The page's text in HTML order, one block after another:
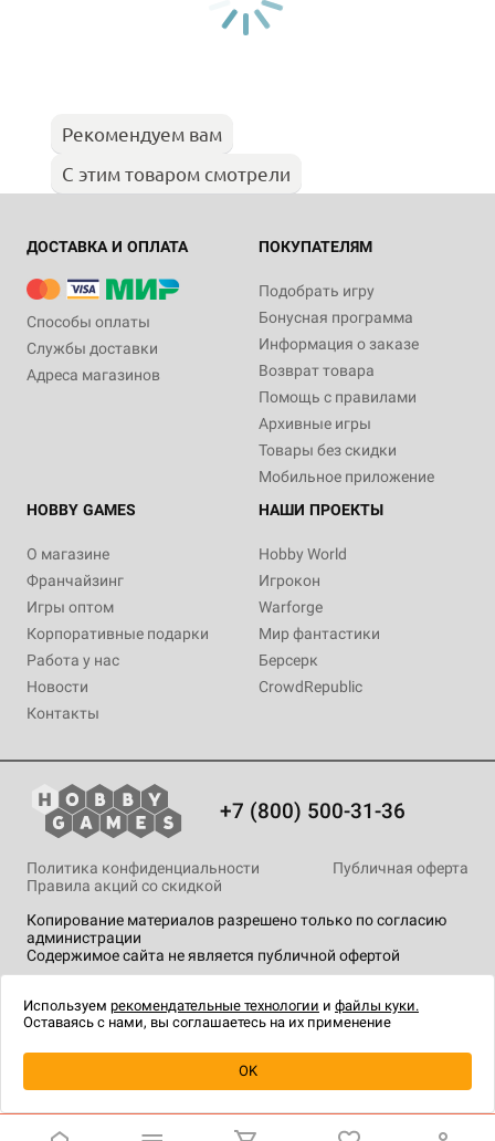
Уведомить о наличии
Рекомендуем вам
С этим товаром смотрели
ДОСТАВКА И ОПЛАТА
Способы оплаты
Службы доставки
Адреса магазинов
ПОКУПАТЕЛЯМ
Подобрать игру
Бонусная программа
Информация о заказе
Возврат товара
Помощь с правилами
Архивные игры
Товары без скидки
Мобильное приложение
HOBBY GAMES
О магазине
Франчайзинг
Игры оптом
Корпоративные подарки
Работа у нас
Новости
Контакты
НАШИ ПРОЕКТЫ
Hobby World
Игрокон
Warforge
Мир фантастики
Берсерк
CrowdRepublic
+7 (800) 500-31-36
Копирование материалов разрешено только по согласию
администрации
Содержимое сайта не является публичной офертой
Политика конфиденциальности
Публичная оферта
Правила акций со скидкой
технологии.
Используем рекомендательные технологии и файлы куки.
Оставаясь с нами, вы соглашаетесь на их применение
OK